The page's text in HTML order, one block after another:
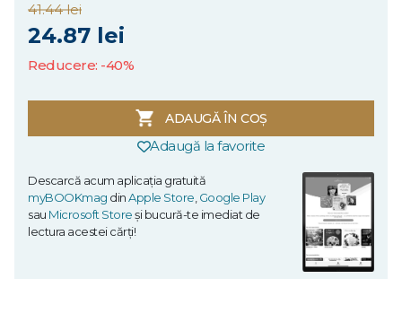
41.44 lei
24.87 lei
Reducere: -40%
ADAUGĂ ÎN COȘ
Adaugă la favorite
Descarcă acum aplicația gratuită
myBOOKmag dinApple Store,Google Play
sau Microsoft Storeși bucură-te imediat de
lectura acestei cărți!